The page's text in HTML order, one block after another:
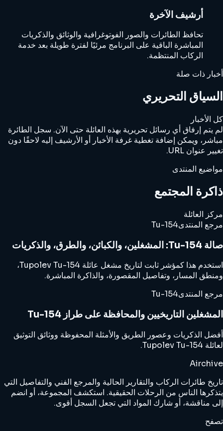
أرشيف الآخرة
تحافظ الطائرات والصور الفوتوغرافية والوثائق والذكريات
المباشرة الباقية على البرنامج مرئيًا لفترة طويلة بعد خدمة
الركاب المنتظمة.
أخبار ذات صلة
السياق التحريري
كل الأخبار
لم يتم إرفاق أي رسائل تحريرية بهذه العائلة حتى الآن. سجل الطائرة
مباشر، ويمكن إضافة تغطية غرفة الأخبار أو الأرشيف إليه لاحقًا دون
تغيير عنوان URL.
مواضيع المنتدى
ذاكرة المجتمع
مركز العائلة
مرجع المنتدىTu-154
صالة Tu-154: المشغلين، والكبائن، والطرق، والذكريات
استخدم هذا كمؤشر ثابت لتاريخ مشغل عائلة Tupolev Tu-154،
ومنطق المسار، وتفاصيل المقصورة، والذاكرة المباشرة.
مرجع المنتدىTu-154
المشغلين التاريخيين والمحافظة على طراز Tu-154
أفضل الذكريات وعصور الطريق والأمثلة المحفوظة ووثائق التوثيق
لعائلة Tupolev Tu-154.
Airchive
تاريخ طائرات الركاب والتقارير الحالية والمرجع الفني والتفاصيل التي
يتذكرها الناس من الرحلات الحقيقية. استكشف المجموعة، أو انضم
إلى مناقشة، أو شارك المواد التي تجعل السجل أقوى.
تصفح